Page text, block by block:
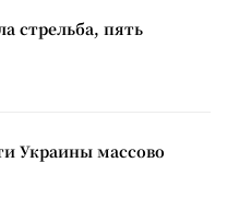
стрельба, пять
Украины массово